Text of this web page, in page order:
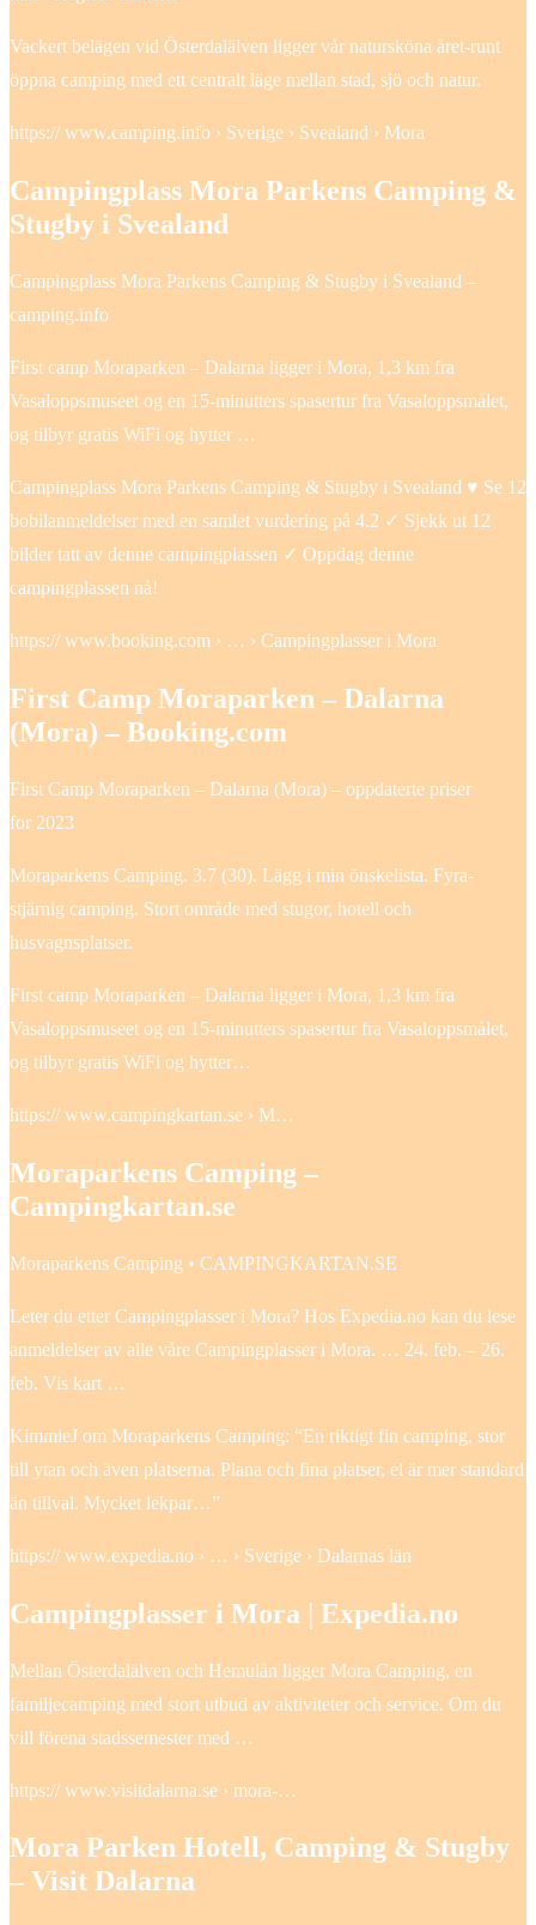
Vackert belägen vid Österdalälven ligger vår natursköna året-runt
öppna camping med ett centralt läge mellan stad, sjö och natur.
https:// www.camping.info › Sverige › Svealand › Mora
Campingplass Mora Parkens Camping &
Stugby i Svealand
Campingplass Mora Parkens Camping & Stugby i Svealand –
camping.info
First camp Moraparken – Dalarna ligger i Mora, 1,3 km fra
Vasaloppsmuseet og en 15-minutters spasertur fra Vasaloppsmålet,
og tilbyr gratis WiFi og hytter …
Campingplass Mora Parkens Camping & Stugby i Svealand ♥ Se 12
bobilanmeldelser med en samlet vurdering på 4.2 ✓ Sjekk ut 12
bilder tatt av denne campingplassen ✓ Oppdag denne
campingplassen nå!
https:// www.booking.com › … › Campingplasser i Mora
First Camp Moraparken – Dalarna
(Mora) – Booking.com
First Camp Moraparken – Dalarna (Mora) – oppdaterte priser
for 2023
Moraparkens Camping. 3.7 (30). Lägg i min önskelista. Fyra-
stjärnig camping. Stort område med stugor, hotell och
husvagnsplatser.
First camp Moraparken – Dalarna ligger i Mora, 1,3 km fra
Vasaloppsmuseet og en 15-minutters spasertur fra Vasaloppsmålet,
og tilbyr gratis WiFi og hytter…
https:// www.campingkartan.se › M…
Moraparkens Camping –
Campingkartan.se
Moraparkens Camping • CAMPINGKARTAN.SE
Leter du etter Campingplasser i Mora? Hos Expedia.no kan du lese
anmeldelser av alle våre Campingplasser i Mora. … 24. feb. – 26.
feb. Vis kart …
KimmieJ om Moraparkens Camping: “En riktigt fin camping, stor
till ytan och även platserna. Plana och fina platser, el är mer standard
än tillval. Mycket lekpar…”
https:// www.expedia.no › … › Sverige › Dalarnas län
Campingplasser i Mora | Expedia.no
Mellan Österdalälven och Hemulån ligger Mora Camping, en
familjecamping med stort utbud av aktiviteter och service. Om du
vill förena stadssemester med …
https:// www.visitdalarna.se › mora-…
Mora Parken Hotell, Camping & Stugby
– Visit Dalarna